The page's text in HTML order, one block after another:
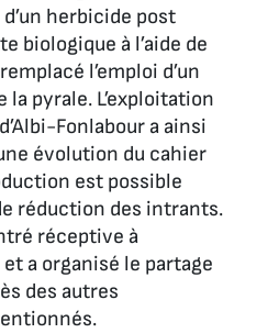
herbicide post
biologique à l’aide de
l’emploi d’un
pyrale. L’exploitation
Fonlabour a ainsi
évolution du cahier
est possible
réduction des intrants.
réceptive à
a organisé le partage
des autres